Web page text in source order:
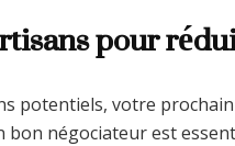
pour
potentiels, votre
bon négociateur est